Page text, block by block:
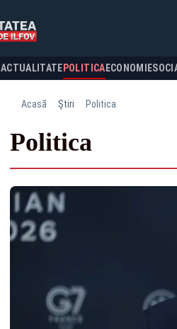
ACTUALITATE POLITICA ECONOMIE
Acasă Știri Politica
Politica